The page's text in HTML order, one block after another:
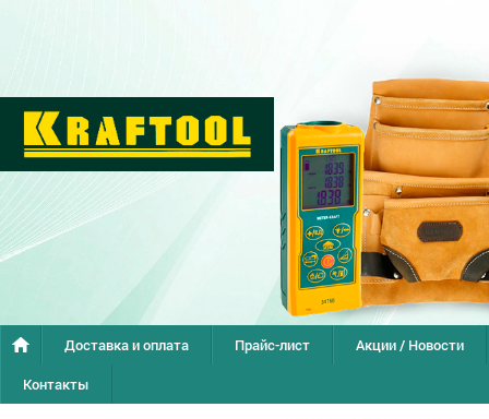
Доставка и оплата Прайс-лист
Акции / Новости
Контакты